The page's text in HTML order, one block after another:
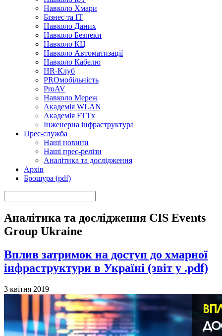
Навколо Хмари
Бізнес та ІТ
Навколо Даних
Навколо Безпеки
Навколо КЦ
Навколо Автоматизації
Навколо Кабелю
HR-Клуб
PROмобільність
ProAV
Навколо Мереж
Академія WLAN
Академія FTTx
Інженерна інфраструктура
Прес-служба
Наші новини
Наші прес-релізи
Аналітика та дослідження
Архів
Брошура (pdf)
Аналітика та дослідження CIS Events
Group Ukraine
Вплив затримок на доступ до хмарної
інфраструктури в Україні (звіт у .pdf)
3 квітня 2019